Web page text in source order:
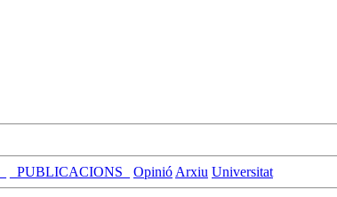
_PUBLICACIONS_ Opinió Arxiu Universitat